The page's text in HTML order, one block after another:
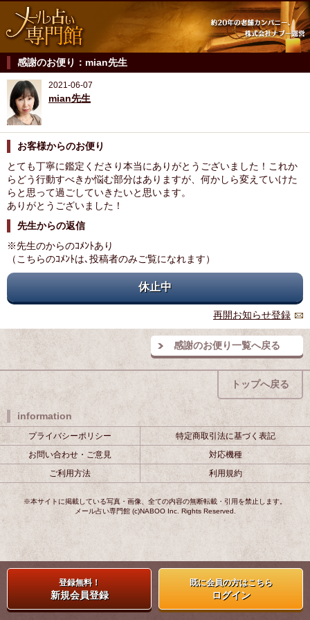
感謝のお便り：mian先生
2021-06-07
mian先生
お客様からのお便り
とても丁寧に鑑定くださり本当にありがとうございました！これか
らどう行動すべきか悩む部分はありますが、何かしら変えていけた
らと思って過ごしていきたいと思います。
ありがとうございました！
先生からの返信
※先生のからのｺﾒﾝﾄあり
（こちらのｺﾒﾝﾄは､投稿者のみご覧になれます）
休止中
再開お知らせ登録
感謝のお便り一覧へ戻る
トップへ戻る
information
プライバシーポリシー
特定商取引法に基づく表記
お問い合わせ・ご意見
対応機種
ご利用方法
利用規約
※本サイトに掲載している写真・画像、全ての内容の無断転載・引用を禁止します。
メール占い専門館 (c)NABOO Inc. Rights Reserved.
登録無料！
新規会員登録
既に会員の方はこちら
ログイン